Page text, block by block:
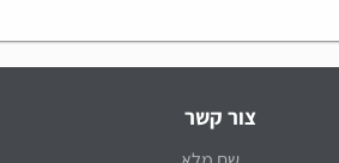
צור קשר